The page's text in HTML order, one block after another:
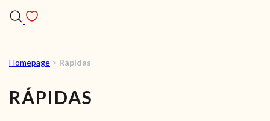
Homepage > Rápidas
RÁPIDAS